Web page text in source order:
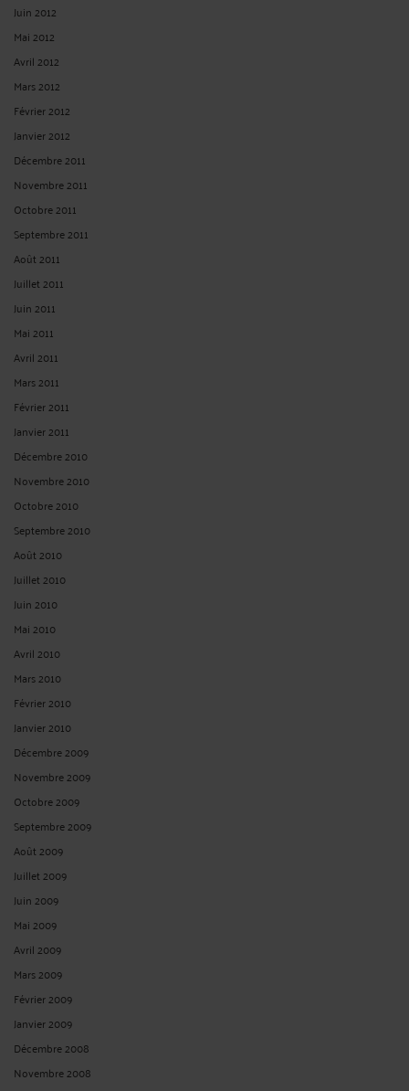
Juin 2012
Mai 2012
Avril 2012
Mars 2012
Février 2012
Janvier 2012
Décembre 2011
Novembre 2011
Octobre 2011
Septembre 2011
Août 2011
Juillet 2011
Juin 2011
Mai 2011
Avril 2011
Mars 2011
Février 2011
Janvier 2011
Décembre 2010
Novembre 2010
Octobre 2010
Septembre 2010
Août 2010
Juillet 2010
Juin 2010
Mai 2010
Avril 2010
Mars 2010
Février 2010
Janvier 2010
Décembre 2009
Novembre 2009
Octobre 2009
Septembre 2009
Août 2009
Juillet 2009
Juin 2009
Mai 2009
Avril 2009
Mars 2009
Février 2009
Janvier 2009
Décembre 2008
Novembre 2008